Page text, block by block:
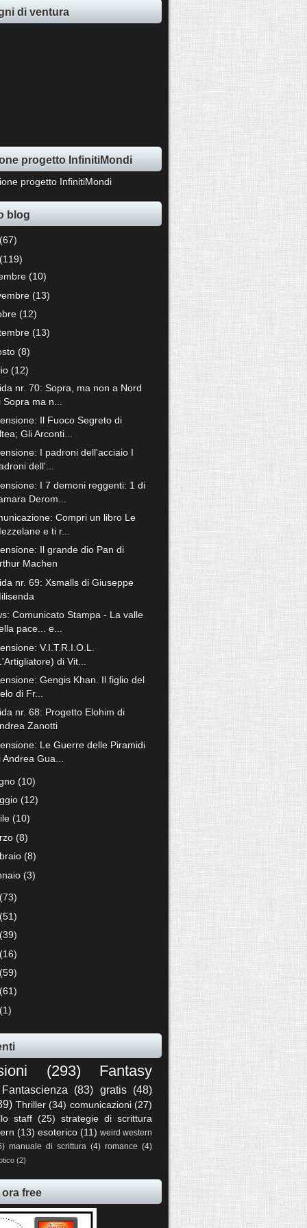
di ventura
progetto InfinitiMondi
blog
(67)
(119)
(10)
(13)
(12)
(13)
(8)
(12)
nr. 70: Sopra, ma non a Nord
Sopra ma n...
Il Fuoco Segreto di
Gli Arconti...
I padroni dell'acciaio I
dell'...
I 7 demoni reggenti: 1 di
Derom...
Compri un libro Le
e ti r...
Il grande dio Pan di
Machen
nr. 69: Xsmalls di Giuseppe
Comunicato Stampa - La valle
pace... e...
V.I.T.R.I.O.L.
di Vit...
Gengis Khan. Il figlio del
di Fr...
nr. 68: Progetto Elohim di
Zanotti
Le Guerre delle Piramidi
Andrea Gua...
(10)
(12)
(10)
(8)
(8)
(3)
(73)
(51)
(39)
(16)
(59)
(61)
(1)
(293) Fantasy
Fantascienza (83) gratis (48)
Thriller (34) comunicazioni (27)
staff (25) strategie di scrittura
(13) esoterico (11) weird western
manuale di scrittura (4) romance (4)
(2)
free